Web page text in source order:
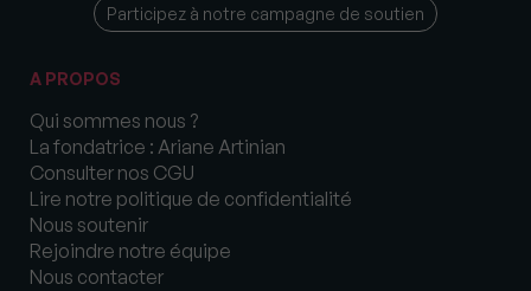
Participez à notre campagne de soutien
A PROPOS
Qui sommes nous ?
La fondatrice : Ariane Artinian
Consulter nos CGU
Lire notre politique de confidentialité
Nous soutenir
Rejoindre notre équipe
Nous contacter